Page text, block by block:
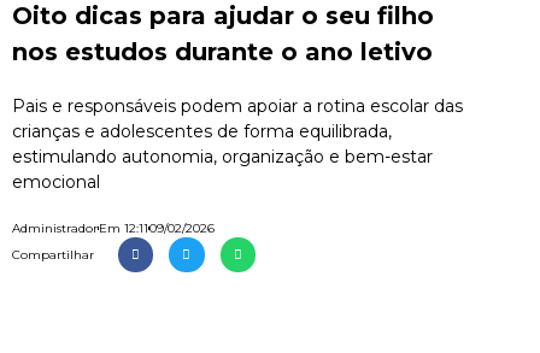
Oito dicas para ajudar o seu filho
nos estudos durante o ano letivo
Pais e responsáveis podem apoiar a rotina escolar das
crianças e adolescentes de forma equilibrada,
estimulando autonomia, organização e bem-estar
emocional
AdministradorEm 12:1109/02/2026
Compartilhar